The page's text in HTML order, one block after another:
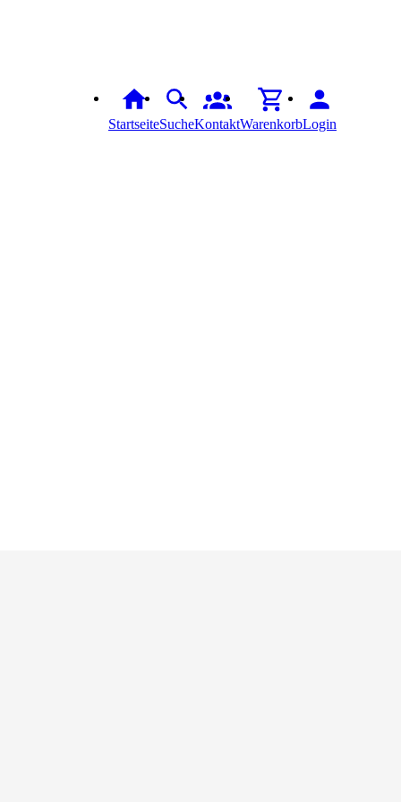
StartseiteSucheKontaktWarenkorbLogin